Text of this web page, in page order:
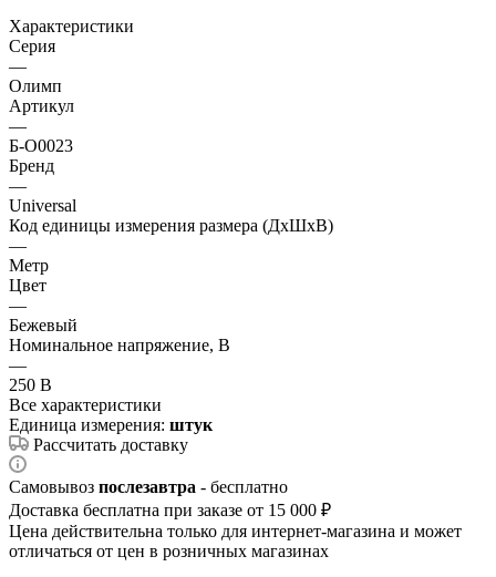
Характеристики
Серия
—
Олимп
Артикул
—
Б-О0023
Бренд
—
Universal
Код единицы измерения размера (ДхШхВ)
—
Метр
Цвет
—
Бежевый
Номинальное напряжение, В
—
250 В
Все характеристики
Единица измерения: штук
Рассчитать доставку
Самовывоз послезавтра - бесплатно
Доставка бесплатна при заказе от 15 000 ₽
Цена действительна только для интернет-магазина и может
отличаться от цен в розничных магазинах